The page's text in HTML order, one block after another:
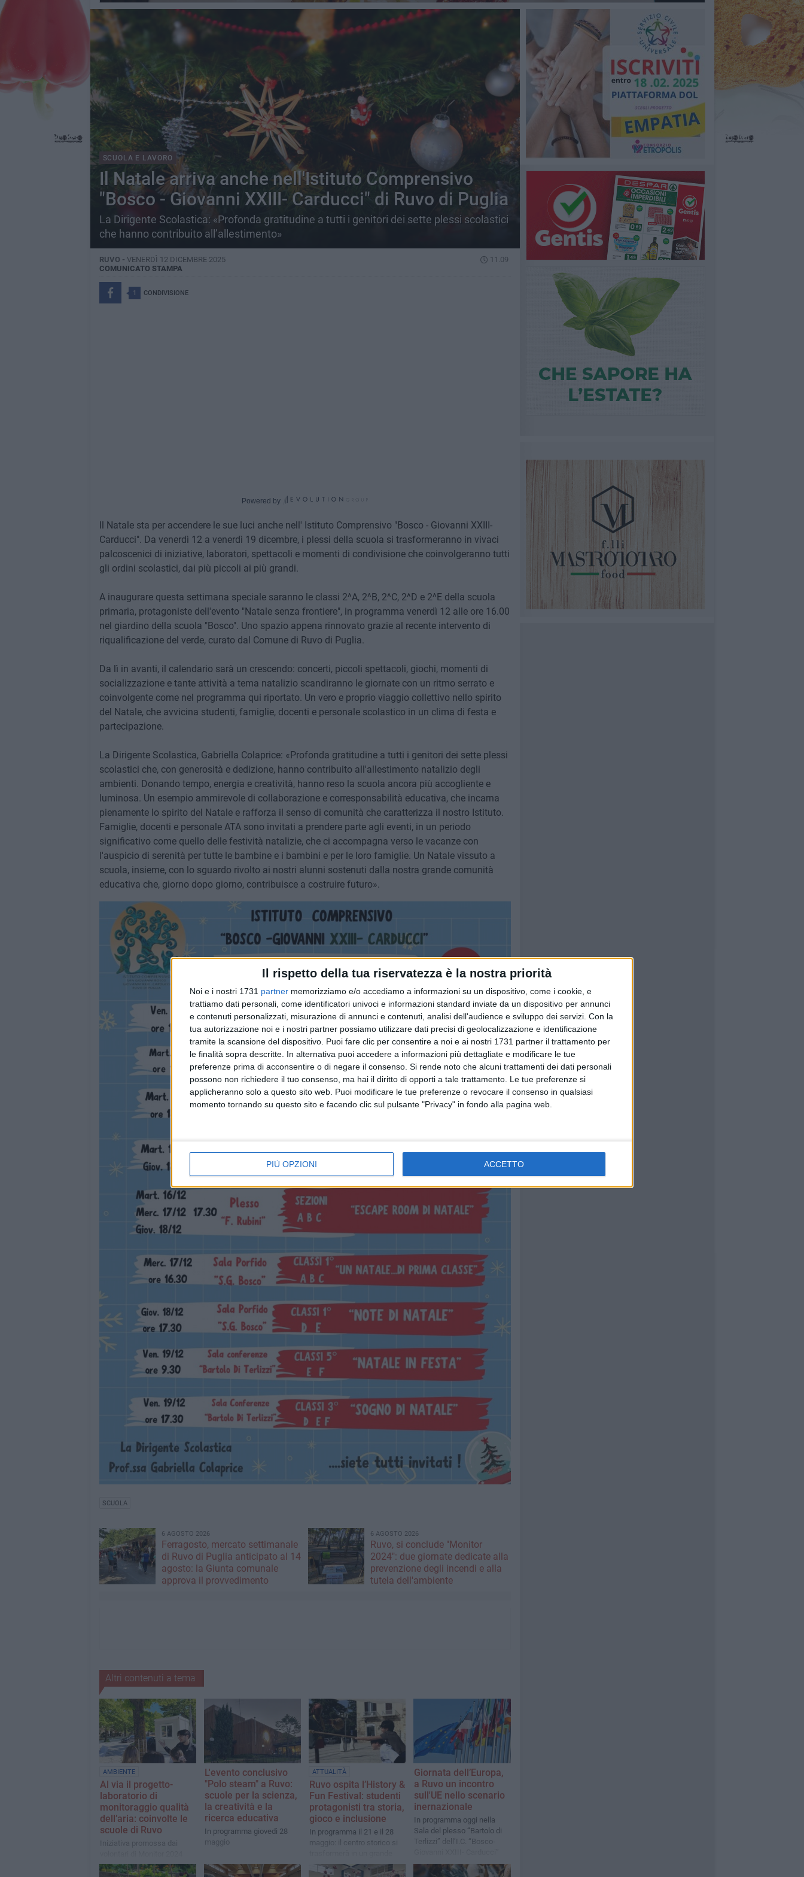
Il rispetto della tua riservatezza è la nostra priorità
Noi e i nostri 1731 partner memorizziamo e/o accediamo a informazioni su un dispositivo, come i cookie, e
trattiamo dati personali, come identificatori univoci e informazioni standard inviate da un dispositivo per annunci
e contenuti personalizzati, misurazione di annunci e contenuti, analisi dell'audience e sviluppo dei servizi. Con la
tua autorizzazione noi e i nostri partner possiamo utilizzare dati precisi di geolocalizzazione e identificazione
tramite la scansione del dispositivo. Puoi fare clic per consentire a noi e ai nostri 1731 partner il trattamento per
le finalità sopra descritte. In alternativa puoi accedere a informazioni più dettagliate e modificare le tue
preferenze prima di acconsentire o di negare il consenso. Si rende noto che alcuni trattamenti dei dati personali
possono non richiedere il tuo consenso, ma hai il diritto di opporti a tale trattamento. Le tue preferenze si
applicheranno solo a questo sito web. Puoi modificare le tue preferenze o revocare il consenso in qualsiasi
momento tornando su questo sito e facendo clic sul pulsante "Privacy" in fondo alla pagina web.
PIÙ OPZIONI ACCETTO
SCUOLA E LAVORO
Il Natale arriva anche nell'Istituto Comprensivo
"Bosco - Giovanni XXIII- Carducci" di Ruvo di Puglia
La Dirigente Scolastica: «Profonda gratitudine a tutti i genitori dei sette plessi scolastici
che hanno contribuito all’allestimento»
RUVO - VENERDÌ 12 DICEMBRE 2025
11.09
COMUNICATO STAMPA
1 CONDIVISIONE
Powered by
Il Natale sta per accendere le sue luci anche nell' Istituto Comprensivo "Bosco - Giovanni XXIII-
Carducci". Da venerdì 12 a venerdì 19 dicembre, i plessi della scuola si trasformeranno in vivaci
palcoscenici di iniziative, laboratori, spettacoli e momenti di condivisione che coinvolgeranno tutti
gli ordini scolastici, dai più piccoli ai più grandi.
A inaugurare questa settimana speciale saranno le classi 2^A, 2^B, 2^C, 2^D e 2^E della scuola
primaria, protagoniste dell'evento "Natale senza frontiere", in programma venerdì 12 alle ore 16.00
nel giardino della scuola "Bosco". Uno spazio appena rinnovato grazie al recente intervento di
riqualificazione del verde, curato dal Comune di Ruvo di Puglia.
Da lì in avanti, il calendario sarà un crescendo: concerti, piccoli spettacoli, giochi, momenti di
socializzazione e tante attività a tema natalizio scandiranno le giornate con un ritmo serrato e
coinvolgente come nel programma qui riportato. Un vero e proprio viaggio collettivo nello spirito
del Natale, che avvicina studenti, famiglie, docenti e personale scolastico in un clima di festa e
partecipazione.
La Dirigente Scolastica, Gabriella Colaprice: «Profonda gratitudine a tutti i genitori dei sette plessi
scolastici che, con generosità e dedizione, hanno contribuito all'allestimento natalizio degli
ambienti. Donando tempo, energia e creatività, hanno reso la scuola ancora più accogliente e
luminosa. Un esempio ammirevole di collaborazione e corresponsabilità educativa, che incarna
pienamente lo spirito del Natale e rafforza il senso di comunità che caratterizza il nostro Istituto.
Famiglie, docenti e personale ATA sono invitati a prendere parte agli eventi, in un periodo
significativo come quello delle festività natalizie, che ci accompagna verso le vacanze con
l'auspicio di serenità per tutte le bambine e i bambini e per le loro famiglie. Un Natale vissuto a
scuola, insieme, con lo sguardo rivolto ai nostri alunni sostenuti dalla nostra grande comunità
educativa che, giorno dopo giorno, contribuisce a costruire futuro».
SCUOLA
6 AGOSTO 2026
Ferragosto, mercato settimanale
di Ruvo di Puglia anticipato al 14
agosto: la Giunta comunale
approva il provvedimento
6 AGOSTO 2026
Ruvo, si conclude "Monitor
2024": due giornate dedicate alla
prevenzione degli incendi e alla
tutela dell'ambiente
Altri contenuti a tema
AMBIENTE
Al via il progetto-
laboratorio di
monitoraggio qualità
dell’aria: coinvolte le
scuole di Ruvo
Iniziativa promossa dai
L'evento conclusivo
"Polo steam" a Ruvo:
scuole per la scienza,
la creatività e la
ricerca educativa
In programma giovedì 28
maggio
ATTUALITÀ
Ruvo ospita l’History &
Fun Festival: studenti
protagonisti tra storia,
gioco e inclusione
In programma il 21 e il 28
maggio: il centro storico si
gioco educativo a cielo
aperto
Giornata dell’Europa,
a Ruvo un incontro
sull'UE nello scenario
inernazionale
In programma oggi nella
Sala del plesso “Bartolo di
Terlizzi” dell’I.C. “Bosco-